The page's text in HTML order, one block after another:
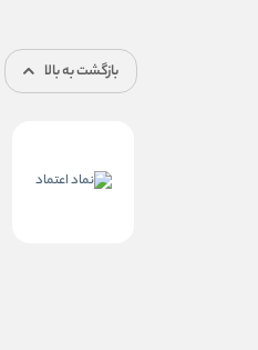
بازگشت به بالا